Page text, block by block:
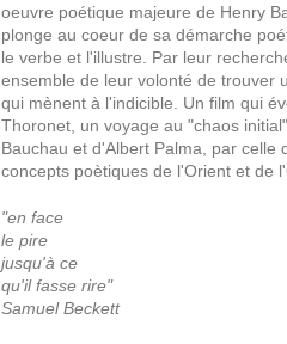
oeuvre poétique majeure de Henry
plonge au coeur de sa démarche
le verbe et l'illustre. Par leur
ensemble de leur volonté de trouver
qui mènent à l'indicible. Un film qui
Thoronet, un voyage au "chaos
Bauchau et d'Albert Palma, par
concepts poètiques de l'Orient et de
"en face
le pire
jusqu'à ce
qu'il fasse rire"
Samuel Beckett